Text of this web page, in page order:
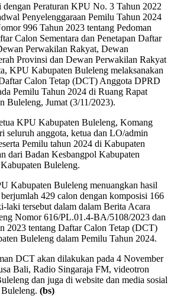
dengan Peraturan KPU No. 3 Tahun 2022
Penyelenggaraan Pemilu Tahun 2024
996 Tahun 2023 tentang Pedoman
Calon Sementara dan Penetapan Daftar
Perwakilan Rakyat, Dewan
Provinsi dan Dewan Perwakilan Rakyat
KPU Kabupaten Buleleng melaksanakan
Calon Tetap (DCT) Anggota DPRD
Pemilu Tahun 2024 di Ruang Rapat
Buleleng, Jumat (3/11/2023).
KPU Kabupaten Buleleng, Komang
seluruh anggota, ketua dan LO/admin
Pemilu tahun 2024 di Kabupaten
dari Badan Kesbangpol Kabupaten
Buleleng.
Kabupaten Buleleng menuangkan hasil
429 calon dengan komposisi 166
laki tersebut dalam dalam Berita Acara
Nomor 616/PL.01.4-BA/5108/2023 dan
2023 tentang Daftar Calon Tetap (DCT)
Buleleng dalam Pemilu Tahun 2024.
DCT akan dilakukan pada 4 November
Bali, Radio Singaraja FM, videotron
dan juga di website dan media sosial
(bs)